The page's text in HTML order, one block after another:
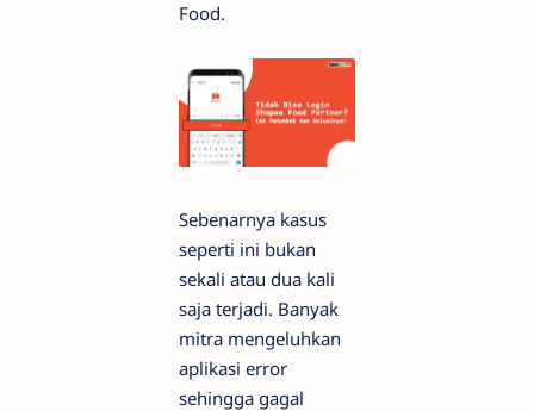
Food.
Sebenarnya kasus
seperti ini bukan
sekali atau dua kali
saja terjadi. Banyak
mitra mengeluhkan
aplikasi error
sehingga gagal